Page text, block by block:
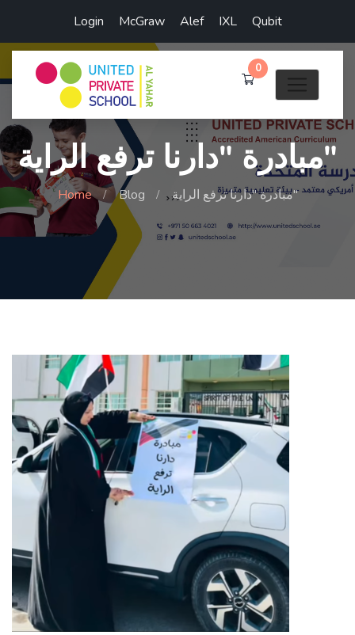
Login McGraw Alef IXL Qubit
0
مبادرة "دارنا ترفع الراية"
Home Blog مبادرة "دارنا ترفع الراية"